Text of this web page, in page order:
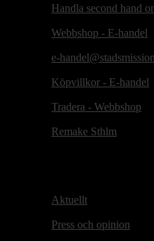
Handla second hand
Webbshop - E-handel
e-
Köpvillkor - E-handel
Tradera - Webbshop
Remake Sthlm
Aktuellt
Press och opinion